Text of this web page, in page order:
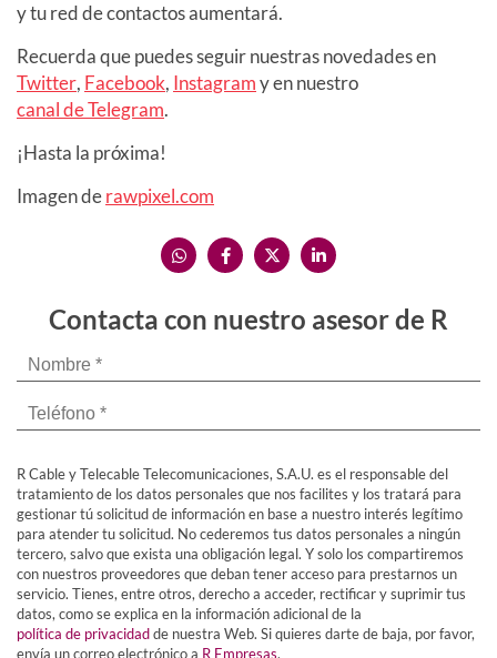
y tu red de contactos aumentará.
Recuerda que puedes seguir nuestras novedades en
Twitter, Facebook, Instagramy en nuestro
canal de Telegram.
¡Hasta la próxima!
Imagen derawpixel.com
Contacta con nuestro asesor de R
R Cable y Telecable Telecomunicaciones, S.A.U. es el responsable del
tratamiento de los datos personales que nos facilites y los tratará para
gestionar tú solicitud de información en base a nuestro interés legítimo
para atender tu solicitud. No cederemos tus datos personales a ningún
tercero, salvo que exista una obligación legal. Y solo los compartiremos
con nuestros proveedores que deban tener acceso para prestarnos un
servicio. Tienes, entre otros, derecho a acceder, rectificar y suprimir tus
datos, como se explica en la información adicional de la
política de privacidadde nuestra Web. Si quieres darte de baja, por favor,
envía un correo electrónico a R Empresas.